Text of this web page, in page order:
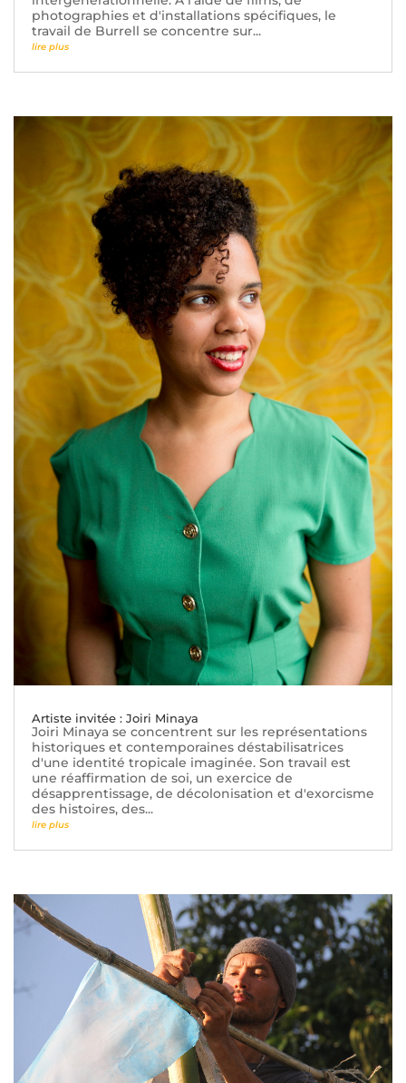
photographies et d'installations spécifiques, le
travail de Burrell se concentre sur...
lire plus
Artiste invitée : Joiri Minaya
Joiri Minaya se concentrent sur les représentations
historiques et contemporaines déstabilisatrices
d'une identité tropicale imaginée. Son travail est
une réaffirmation de soi, un exercice de
désapprentissage, de décolonisation et d'exorcisme
des histoires, des...
lire plus